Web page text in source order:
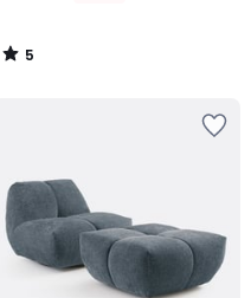
5
/